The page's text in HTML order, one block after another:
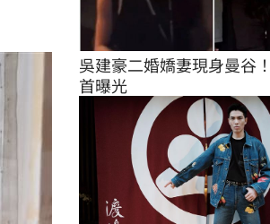
吳建豪二婚嬌妻現身曼谷
首曝光